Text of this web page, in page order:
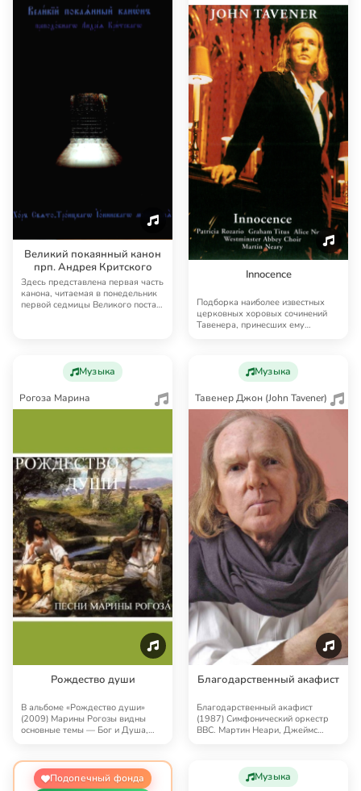
Великий покаянный канон
прп. Андрея Критского
Здесь представлена первая часть
канона, читаемая в понедельник
первой седмицы Великого поста.
Innocence
Подборка наиболее известных
церковных хоровых сочинений
Тавенера, принесших ему
Музыка
Рогоза Марина
Рождество души
В альбоме «Рождество души»
(2009) Марины Рогозы видны
основные темы — Бог и Душа,
Музыка
Тавенер Джон (John Tavener)
Благодарственный акафист
Благодарственный акафист
(1987) Симфонический оркестр
BBC. Мартин Неари, Джеймс
Подопечный фонда
Музыка